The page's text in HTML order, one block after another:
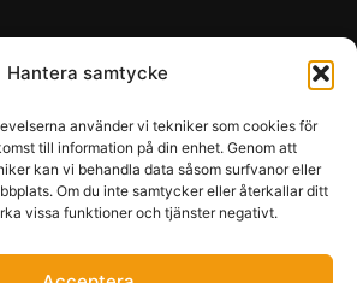
Hantera samtycke
använder vi tekniker som cookies för
till information på din enhet. Genom att
kan vi behandla data såsom surfvanor eller
Om du inte samtycker eller återkallar ditt
vissa funktioner och tjänster negativt.
th.